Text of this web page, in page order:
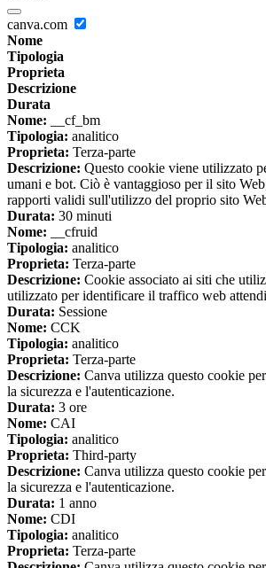
canva.com
Nome
Tipologia
Proprieta
Descrizione
Durata
Nome: __cf_bm
Tipologia: analitico
Proprieta: Terza-parte
Descrizione: Questo cookie viene utilizzato
umani e bot. Ciò è vantaggioso per il sito
rapporti validi sull'utilizzo del proprio sito
Durata: 30 minuti
Nome: __cfruid
Tipologia: analitico
Proprieta: Terza-parte
Descrizione: Cookie associato ai siti che
utilizzato per identificare il traffico web
Durata: Sessione
Nome: CCK
Tipologia: analitico
Proprieta: Terza-parte
Descrizione: Canva utilizza questo cookie
la sicurezza e l'autenticazione.
Durata: 3 ore
Nome: CAI
Tipologia: analitico
Proprieta: Third-party
Descrizione: Canva utilizza questo cookie
la sicurezza e l'autenticazione.
Durata: 1 anno
Nome: CDI
Tipologia: analitico
Proprieta: Terza-parte